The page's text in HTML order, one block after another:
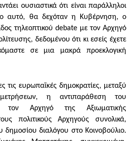
ουσιαστικά ότι είναι παράλληλοι
αυτό, θα δεχόταν η Κυβέρνηση, ο
τηλεοπτικού debate με τον Αρχηγό
δεδομένου ότι κι εσείς έχετε
σε μια μακρά προεκλογική
τις ευρωπαϊκές δημοκρατίες, μεταξύ
η αντιπαράθεση του
τον Αρχηγό της Αξιωματικής
πολιτικούς Αρχηγούς συνολικά,
δημοσίου διαλόγου στο Κοινοβούλιο.